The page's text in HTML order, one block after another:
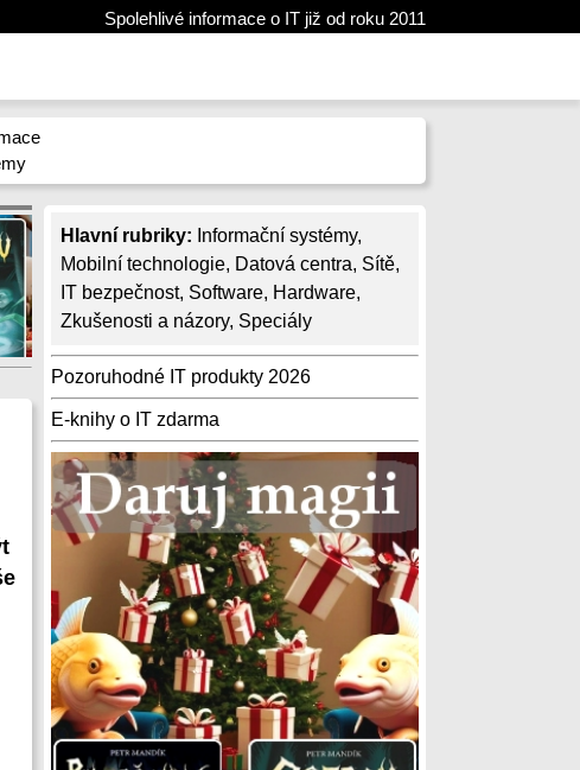
Spolehlivé informace o IT již od roku 2011
Hlavní rubriky: Informační systémy,
Mobilní technologie, Datová centra, Sítě,
IT bezpečnost, Software, Hardware,
Zkušenosti a názory, Speciály
Pozoruhodné IT produkty 2026
E-knihy o IT zdarma